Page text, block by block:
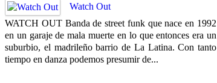
Watch Out
WATCH OUT Banda de street funk que nace en 1992
en un garaje de mala muerte en lo que entonces era un
suburbio, el madrileño barrio de La Latina. Con tanto
tiempo en danza podemos presumir de...